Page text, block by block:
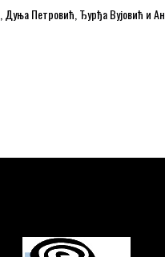
Петровић, Ђурђа Вујовић и